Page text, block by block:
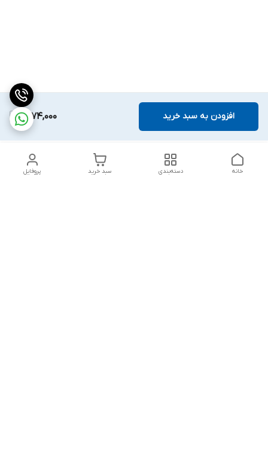
1,874,000 افزودن به سبد خرید
پروفایل سبد خرید دسته‌بندی خانه